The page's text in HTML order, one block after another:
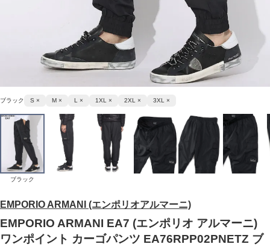
EMPORIO ARMANI (エンポリオアルマーニ)
EMPORIO ARMANI EA7 (エンポリオ アルマーニ)
ワンポイント カーゴパンツ EA76RPP02PNETZ ブ
ブラック S × M × L × 1XL × 2XL × 3XL ×
ブラック